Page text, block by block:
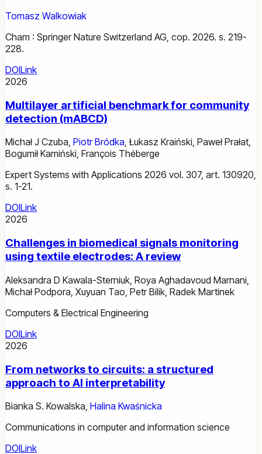
Tomasz Walkowiak
Cham : Springer Nature Switzerland AG, cop. 2026. s. 219-
228.
DOILink
2026
Multilayer artificial benchmark for community
detection (mABCD)
Michał J Czuba, Piotr Bródka, Łukasz Kraiński, Paweł Prałat,
Bogumił Kamiński, François Théberge
Expert Systems with Applications 2026 vol. 307, art. 130920,
s. 1-21.
DOILink
2026
Challenges in biomedical signals monitoring
using textile electrodes: A review
Aleksandra D Kawala-Sterniuk Roya Aghadavoud Marnani
Michał Podpora Xuyuan Tao Petr Bilik Radek Martinek
Computers & Electrical Engineering
DOILink
2026
From networks to circuits: a structured
approach to AI interpretability
Bianka S. Kowalska, Halina Kwaśnicka
Communications in computer and information science
DOILink